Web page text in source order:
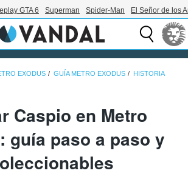
GTA 6 Superman Spider-Man El Señor de los
EXODUS GUÍA METRO EXODUS HISTORIA
Caspio en Metro
guía paso a paso y